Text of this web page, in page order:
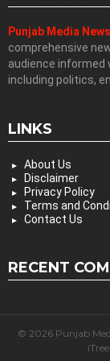
Punjab Media News
comprehensive
audience informed
including politics,
LINKS
About Us
Disclaimer
Privacy Policy
Terms and
Contact Us
RECENT
© 2026 Punjab